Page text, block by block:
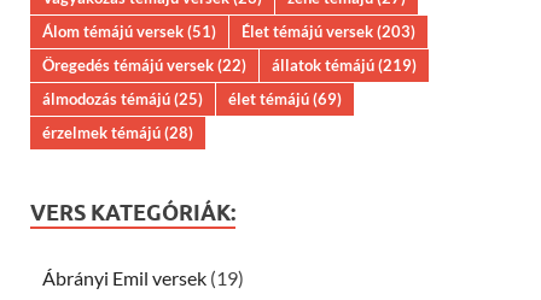
Álom témájú versek(51) Élet témájú versek(203)
Öregedés témájú versek(22) állatok témájú(219)
álmodozás témájú(25) élet témájú(69)
érzelmek témájú(28)
VERS KATEGÓRIÁK:
Ábrányi Emil versek (19)